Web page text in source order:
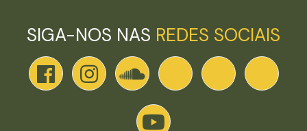
SIGA-NOS NAS REDES SOCIAIS